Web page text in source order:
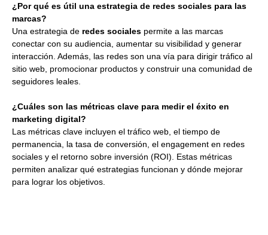
¿Por qué es útil una estrategia de redes sociales para las
marcas?
Una estrategia de redes sociales permite a las marcas
conectar con su audiencia, aumentar su visibilidad y generar
interacción. Además, las redes son una vía para dirigir tráfico al
sitio web, promocionar productos y construir una comunidad de
seguidores leales.
¿Cuáles son las métricas clave para medir el éxito en
marketing digital?
Las métricas clave incluyen el tráfico web, el tiempo de
permanencia, la tasa de conversión, el engagement en redes
sociales y el retorno sobre inversión (ROI). Estas métricas
permiten analizar qué estrategias funcionan y dónde mejorar
para lograr los objetivos.